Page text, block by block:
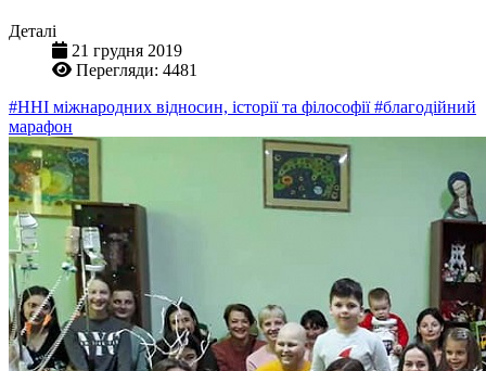
Деталі
21 грудня 2019
Перегляди: 4481
#ННІ міжнародних відносин, історії та філософії#благодійний
марафон